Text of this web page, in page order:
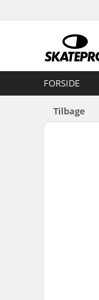
FORSIDE
Tilbage